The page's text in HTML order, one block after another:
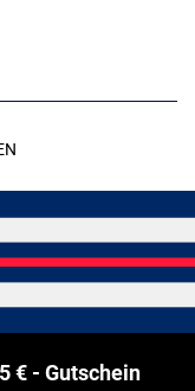
€ - Gutschein